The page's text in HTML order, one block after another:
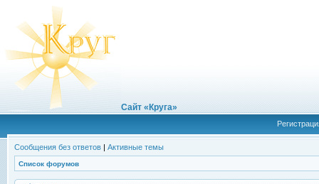
Сайт «Круга»
Сообщения без ответов | Активные темы
Список форумов